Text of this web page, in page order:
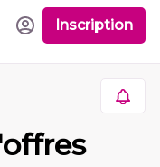
Inscription